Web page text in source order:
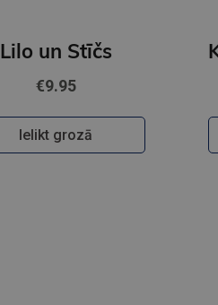
Lilo un Stīčs
€9.95
Ielikt grozā